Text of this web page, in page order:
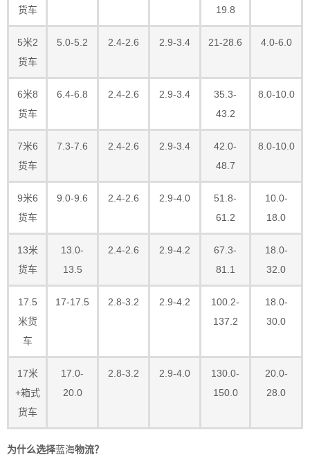
货车
19.8
5米2
货车
5.0-5.2 2.4-2.6 2.9-3.4 21-28.6 4.0-6.0
6米8
货车
6.4-6.8 2.4-2.6 2.9-3.4
35.3-
43.2
8.0-10.0
7米6
货车
7.3-7.6 2.4-2.6 2.9-3.4
42.0-
48.7
8.0-10.0
9米6
货车
9.0-9.6 2.4-2.6 2.9-4.0
51.8-
61.2
10.0-
18.0
13米
货车
13.0-
13.5
2.4-2.6 2.9-4.2
67.3-
81.1
18.0-
32.0
17.5
米货
车
17-17.5 2.8-3.2 2.9-4.2
100.2-
137.2
18.0-
30.0
17米
+箱式
货车
17.0-
20.0
2.8-3.2 2.9-4.0
130.0-
150.0
20.0-
28.0
为什么选择蓝海物流？